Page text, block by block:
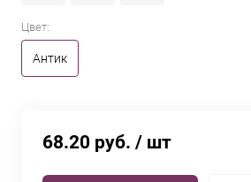
Цвет:
Антик
68.20 руб. / шт